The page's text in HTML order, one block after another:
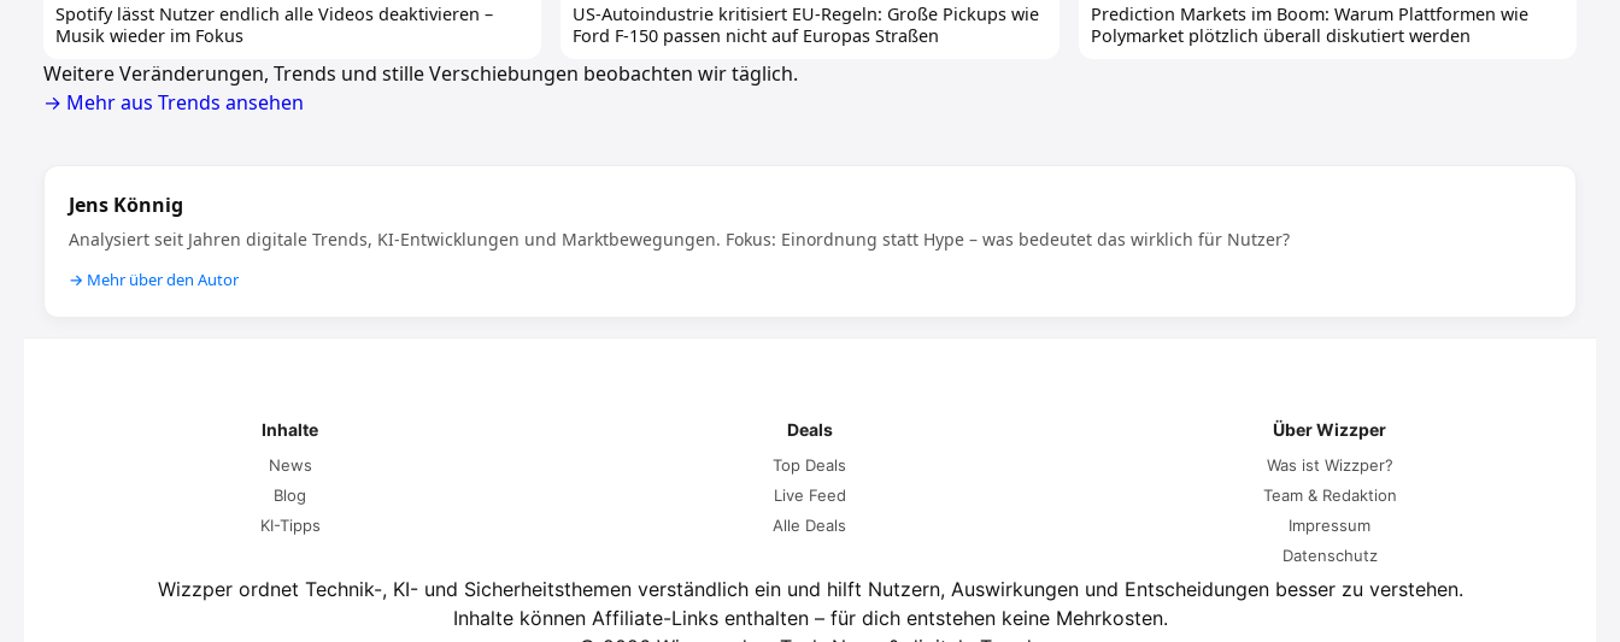
Spotify lässt Nutzer endlich alle Videos deaktivieren –
Musik wieder im Fokus
US-Autoindustrie kritisiert EU-Regeln: Große Pickups wie
Ford F-150 passen nicht auf Europas Straßen
Prediction Markets im Boom: Warum Plattformen wie
Polymarket plötzlich überall diskutiert werden
Weitere Veränderungen, Trends und stille Verschiebungen beobachten wir täglich.
→ Mehr aus Trends ansehen
Jens Könnig
Analysiert seit Jahren digitale Trends, KI-Entwicklungen und Marktbewegungen. Fokus: Einordnung statt Hype – was bedeutet das wirklich für Nutzer?
→ Mehr über den Autor
Inhalte
News
Blog
KI-Tipps
Deals
Top Deals
Live Feed
Alle Deals
Über Wizzper
Was ist Wizzper?
Team & Redaktion
Impressum
Datenschutz
Wizzper ordnet Technik-, KI- und Sicherheitsthemen verständlich ein und hilft Nutzern, Auswirkungen und Entscheidungen besser zu verstehen.
Inhalte können Affiliate-Links enthalten – für dich entstehen keine Mehrkosten.